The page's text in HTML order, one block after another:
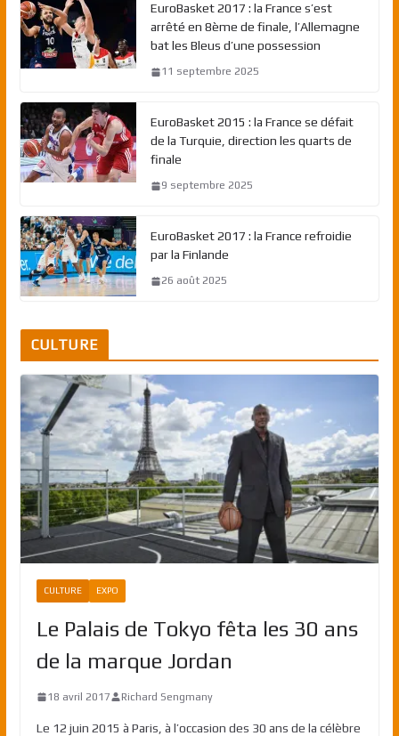
EuroBasket 2017 : la France s’est
arrêté en 8ème de finale, l’Allemagne
bat les Bleus d’une possession
11 septembre 2025
EuroBasket 2015 : la France se défait
de la Turquie, direction les quarts de
finale
9 septembre 2025
EuroBasket 2017 : la France refroidie
par la Finlande
26 août 2025
CULTURE
CULTURE EXPO
Le Palais de Tokyo fêta les 30 ans
de la marque Jordan
18 avril 2017 Richard Sengmany
Le 12 juin 2015 à Paris, à l’occasion des 30 ans de la célèbre